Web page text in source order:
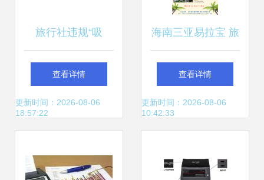
旅行社违规“吸
金”模式闯大祸 “旅
游+互联网+金
示
查看详情
更新时间：2026-08-06
18:57:22
海南三亚易拉宝 旅
行社营销利器与设
计要点解析
查看详情
更新时间：2026-08-06
10:42:33